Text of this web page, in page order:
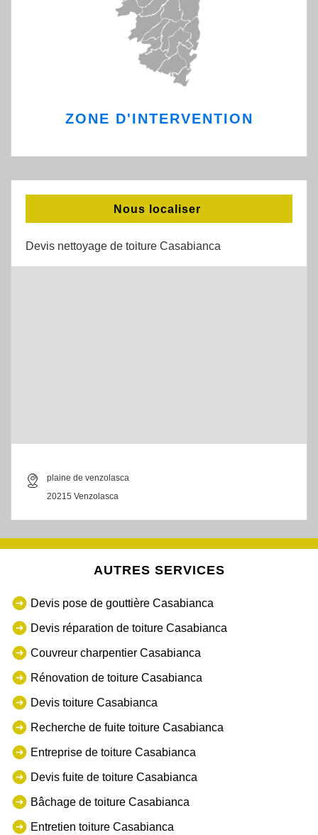
ZONE D'INTERVENTION
Nous localiser
Devis nettoyage de toiture Casabianca
plaine de venzolasca
20215 Venzolasca
AUTRES SERVICES
Devis pose de gouttière Casabianca
Devis réparation de toiture Casabianca
Couvreur charpentier Casabianca
Rénovation de toiture Casabianca
Devis toiture Casabianca
Recherche de fuite toiture Casabianca
Entreprise de toiture Casabianca
Devis fuite de toiture Casabianca
Bâchage de toiture Casabianca
Entretien toiture Casabianca